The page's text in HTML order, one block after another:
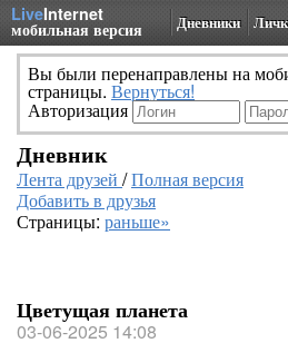
LiveInternet
мобильная версия Дневники
Вы были перенаправлены на
страницы. Вернуться!
Авторизация
Дневник
Лента друзей /Полная версия
Добавить в друзья
Страницы: раньше»
Цветущая планета
03-06-2025 14:08